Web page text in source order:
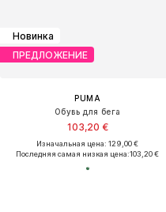
Новинка
ПРЕДЛОЖЕНИЕ
PUMA
Обувь для бега
103,20 €
Изначальная цена: 129,00 €
Последняя самая низкая цена:103,20 €